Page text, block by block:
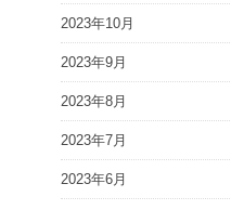
2023年10月
2023年9月
2023年8月
2023年7月
2023年6月